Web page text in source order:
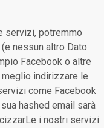
servizi, potremmo
nessun altro Dato
Facebook o altre
meglio indirizzare le
come Facebook
hashed email sarà
i nostri servizi